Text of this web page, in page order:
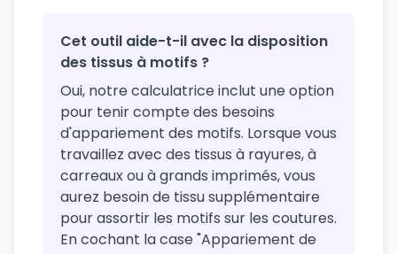
Cet outil aide-t-il avec la disposition
des tissus à motifs ?
Oui, notre calculatrice inclut une option
pour tenir compte des besoins
d'appariement des motifs. Lorsque vous
travaillez avec des tissus à rayures, à
carreaux ou à grands imprimés, vous
aurez besoin de tissu supplémentaire
pour assortir les motifs sur les coutures.
En cochant la case "Appariement de